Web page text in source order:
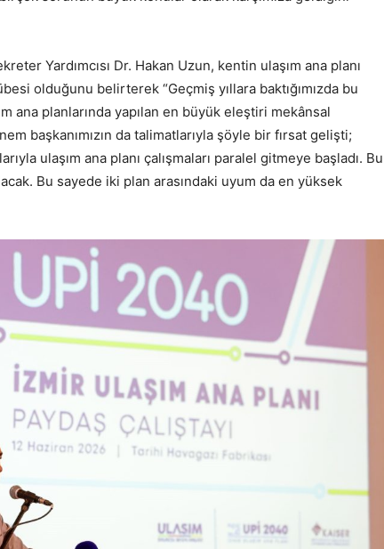
Yardımcısı Dr. Hakan Uzun, kentin ulaşım ana planı
olduğunu belirterek “Geçmiş yıllara baktığımızda bu
ana planlarında yapılan en büyük eleştiri mekânsal
başkanımızın da talimatlarıyla şöyle bir fırsat gelişti;
ulaşım ana planı çalışmaları paralel gitmeye başladı. Bu
Bu sayede iki plan arasındaki uyum da en yüksek